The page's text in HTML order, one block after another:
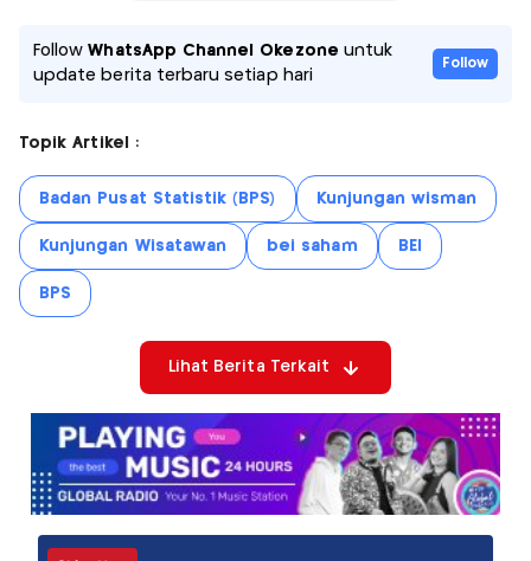
FollowWhatsApp Channel Okezone untuk
update berita terbaru setiap hari
Follow
Topik Artikel :
Badan Pusat Statistik (BPS) Kunjungan wisman
Kunjungan Wisatawan bei saham BEI
BPS
Lihat Berita Terkait